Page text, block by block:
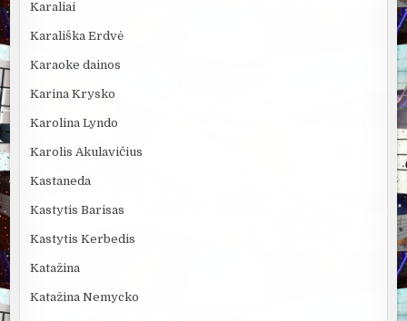
Karaliai
Karališka Erdvė
Karaoke dainos
Karina Krysko
Karolina Lyndo
Karolis Akulavičius
Kastaneda
Kastytis Barisas
Kastytis Kerbedis
Katažina
Katažina Nemycko